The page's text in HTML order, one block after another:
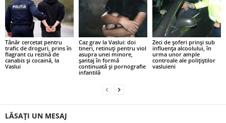
Tânăr cercetat pentru
trafic de droguri, prins în
flagrant cu rezină de
canabis și cocaină, la
Vaslui
Caz grav la Vaslui: doi
tineri, retinuți pentru viol
asupra unei minore,
șantaj în formă
continuată și pornografie
infantilă
Zeci de șoferi prinși sub
influența alcoolului, în
urma unor ample
controale ale polițiștilor
vasluieni
LĂSAȚI UN MESAJ